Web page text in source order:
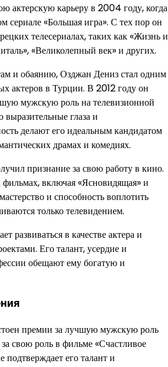
актерскую карьеру в 2004 году, когда
сериале «Большая игра». С тех пор он
телесериалах, таких как «Жизнь и
«Великолепный век» и других.
и обаянию, Озджан Дениз стал одним
актеров в Турции. В 2012 году он
мужскую роль на телевизионной
глаза и
делают его идеальным кандидатом
драмах и комедиях.
признание за свою работу в кино.
включая «Ясновидящая» и
и способность воплотить
только телевидением.
развиваться в качестве актера и
Его талант, усердие и
обещают ему богатую и
премии за лучшую мужскую роль
свою роль в фильме «Счастливое
подтверждает его талант и